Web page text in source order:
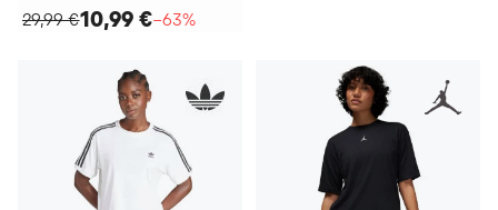
29,99 €10,99 €−63%